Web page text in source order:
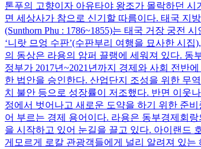
톤푸의 고향이자 아유타야 왕조가 몰락하던
면 세상사가 참으로 신기할 따름이다. 태국 지
(Sunthorn Phu : 1786~1855)는 태국 거장 궁전
‘니랏 므엉 수판’(수판부리 여행을 묘사한 시
의 동상은 라용의 암퍼 끌랭에 세워져 있다. 동
정부가 2017년~2021년까지 경제와 사회 전반
한 법안을 승인한다. 산업단지 조성을 위한 무
치 불안 등으로 성장률이 저조했다. 반면 이웃
정에서 벗어나고 새로운 도약을 하기 위한 준
어 부르는 경제 용어이다. 라용은 동부경제회
을 시작하고 있어 눈길을 끌고 있다. 아이랜드
게모르게 로칼 관광객들에게 널리 알려져 있